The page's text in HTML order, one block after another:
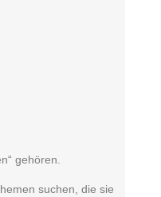
gehören.
suchen, die sie